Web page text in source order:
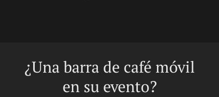
¿Una barra de café móvil
en su evento?